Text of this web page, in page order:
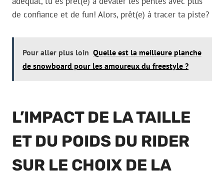
de confiance et de fun! Alors, prêt(e) à tracer ta piste?
Pour aller plus loin Quelle est la meilleure planche
de snowboard pour les amoureux du freestyle ?
L’IMPACT DE LA TAILLE
ET DU POIDS DU RIDER
SUR LE CHOIX DE LA